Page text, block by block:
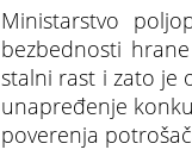
Ministarstvo
bezbednosti
stalni rast i zato je
unapređenje
poverenja